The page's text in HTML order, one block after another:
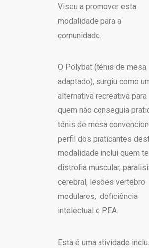
Viseu a promover esta
modalidade para a
comunidade.
O Polybat (ténis de mesa
adaptado), surgiu como
alternativa recreativa para
quem não conseguia
ténis de mesa
perfil dos praticantes
modalidade inclui quem
distrofia muscular,
cerebral, lesões vertebro
medulares, deficiência
intelectual e PEA.
Esta é uma atividade